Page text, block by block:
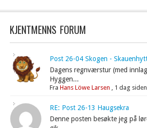
KJENTMENNS FORUM
Post 26-04 Skogen -
Dagens regnværstur (med
Hyggen...
FraHans Löwe Larsen , 1 dag siden
RE: Post 26-13 Haugsekra
Denne posten besøkte jeg på